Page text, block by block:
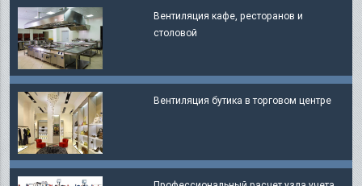
Вентиляция кафе, ресторанов и
столовой
Вентиляция бутика в торговом центре